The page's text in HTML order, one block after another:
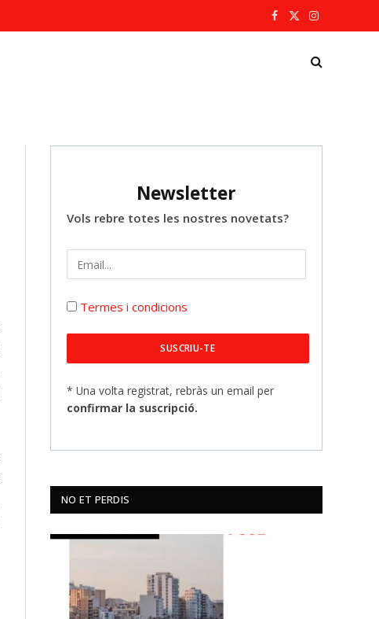
Facebook
X
Instagram
Newsletter
Vols rebre totes les nostres novetats?
Termes i condicions
* Una volta registrat, rebràs un email per
confirmar la suscripció.
NO ET PERDIS